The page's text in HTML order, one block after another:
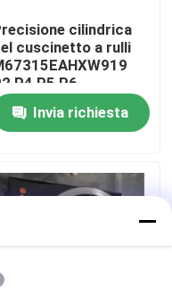
cilindrica
cuscinetto a rulli
P4 P5 P6
Invia richiesta